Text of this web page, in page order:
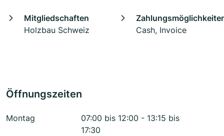
Mitgliedschaften
Holzbau Schweiz
Cash, Invoice
Öffnungszeiten
Montag
07:00 bis 12:00 - 13:15 bis
17:30